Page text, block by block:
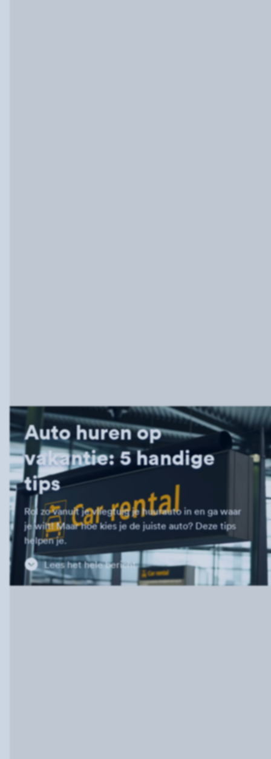
Auto huren op
vakantie: 5 handige
tips
Rol zo vanuit je vliegtuig je huurauto in en ga waar
je wilt! Maar hoe kies je de juiste auto? Deze tips
helpen je.
Lees het hele bericht